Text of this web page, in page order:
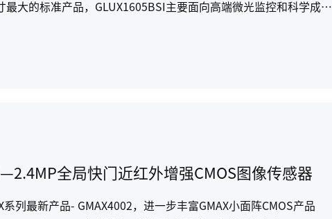
大的标准产品，GLUX1605BSI主要面向高端微光监控和科学成像
全局快门近红外增强CMOS图像传感器
列最新产品- GMAX4002，进一步丰富GMAX小面阵CMOS产品